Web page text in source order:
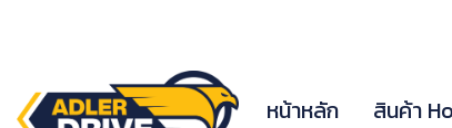
หน้าหลัก สินค้า